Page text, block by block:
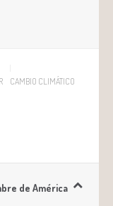
CAMBIO CLIMÁTICO
de América